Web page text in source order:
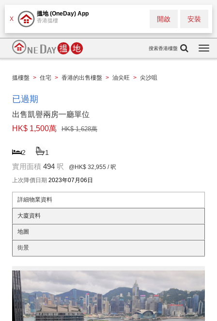
X
搵地 (OneDay) App
香港搵樓 安裝
開啟
搜索香港樓盤
搵樓盤 > 住宅 > 香港的出售樓盤 > 油尖旺 > 尖沙咀
已過期
出售凱譽兩房一廳單位
HK$ 1,500萬
HK$ 1,628萬
2 1
實用面積 494 呎 @HK$ 32,955 / 呎
上次降價日期 2023年07月06日
詳細物業資料
大廈資料
地圖
街景